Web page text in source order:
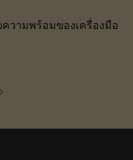
วามพร้อมของเครื่องมือ
chevron_right